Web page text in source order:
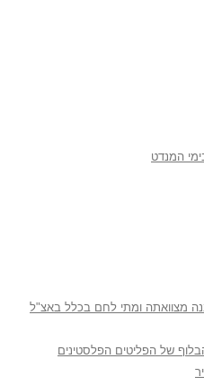
המנדט
מצוואתה ומתי לחם בכלל באצ"ל
של הפליטים הפלסטינים